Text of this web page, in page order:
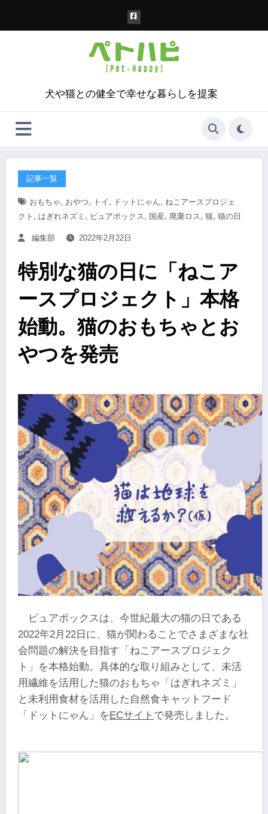
犬や猫との健全で幸せな暮らしを提案
記事一覧
おもちゃ, おやつ, トイ , ドットにゃん, ねこアースプロジェ
クト , はぎれネズミ , ピュアボックス, 国産, 廃棄ロス, 猫, 猫の日
編集部 2022年2月22日
特別な猫の日に「ねこア
ースプロジェクト」本格
始動。猫のおもちゃとお
やつを発売
ピュアボックスは、今世紀最大の猫の日である
2022年2月22日に、猫が関わることでさまざまな社
会問題の解決を目指す「ねこアースプロジェク
ト」を本格始動。具体的な取り組みとして、未活
用繊維を活用した猫のおもちゃ「はぎれネズミ」
と未利用食材を活用した自然食キャットフード
「ドットにゃん」をECサイト で発売しました。